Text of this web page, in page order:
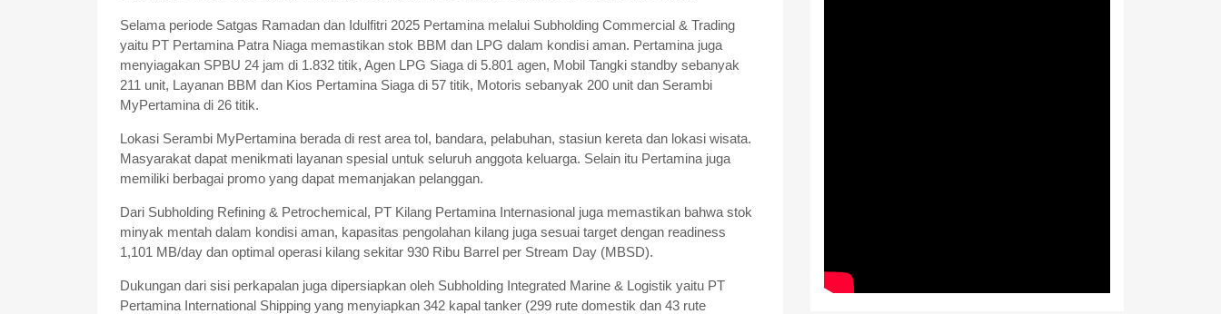
Selama periode Satgas Ramadan dan Idulfitri 2025 Pertamina melalui Subholding Commercial & Trading
yaitu PT Pertamina Patra Niaga memastikan stok BBM dan LPG dalam kondisi aman. Pertamina juga
menyiagakan SPBU 24 jam di 1.832 titik, Agen LPG Siaga di 5.801 agen, Mobil Tangki standby sebanyak
211 unit, Layanan BBM dan Kios Pertamina Siaga di 57 titik, Motoris sebanyak 200 unit dan Serambi
MyPertamina di 26 titik.
Lokasi Serambi MyPertamina berada di rest area tol, bandara, pelabuhan, stasiun kereta dan lokasi wisata.
Masyarakat dapat menikmati layanan spesial untuk seluruh anggota keluarga. Selain itu Pertamina juga
memiliki berbagai promo yang dapat memanjakan pelanggan.
Dari Subholding Refining & Petrochemical, PT Kilang Pertamina Internasional juga memastikan bahwa stok
minyak mentah dalam kondisi aman, kapasitas pengolahan kilang juga sesuai target dengan readiness
1,101 MB/day dan optimal operasi kilang sekitar 930 Ribu Barrel per Stream Day (MBSD).
Dukungan dari sisi perkapalan juga dipersiapkan oleh Subholding Integrated Marine & Logistik yaitu PT
Pertamina International Shipping yang menyiapkan 342 kapal tanker (299 rute domestik dan 43 rute